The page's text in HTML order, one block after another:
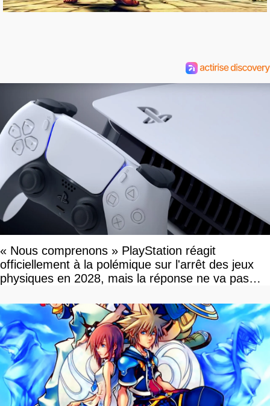
« Nous comprenons » PlayStation réagit
officiellement à la polémique sur l'arrêt des jeux
physiques en 2028, mais la réponse ne va pas